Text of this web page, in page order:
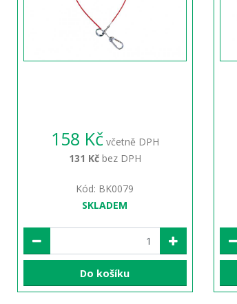
158 Kč včetně DPH
131 Kčbez DPH
Kód: BK0079
SKLADEM
Do košíku